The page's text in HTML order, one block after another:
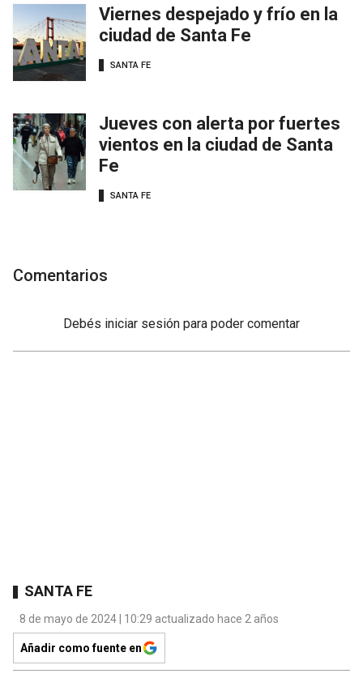
Viernes despejado y frío en la
ciudad de Santa Fe
SANTA FE
Jueves con alerta por fuertes
vientos en la ciudad de Santa
Fe
SANTA FE
Comentarios
Debés iniciar sesión para poder comentar
SANTA FE
8 de mayo de 2024 | 10:29 actualizado hace 2 años
Añadir como fuente en